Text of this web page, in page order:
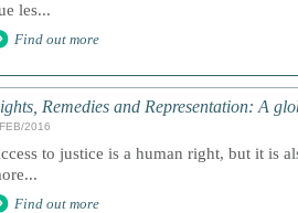
les...
Find out more
Remedies and Representation: A
2016
to justice is a human right, but it is
Find out more